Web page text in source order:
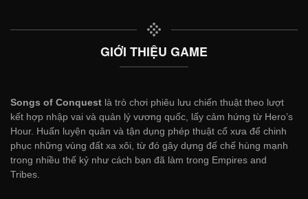
GIỚI THIỆU GAME
Songs of Conquest là trò chơi phiêu lưu chiến thuật theo lượt
kết hợp nhập vai và quản lý vương quốc, lấy cảm hứng từ Hero’s
Hour. Huấn luyện quân và tận dụng phép thuật cổ xưa để chinh
phục những vùng đất xa xôi, từ đó gây dựng đế chế hùng mạnh
trong nhiều thế kỷ như cách bạn đã làm trong Empires and
Tribes.